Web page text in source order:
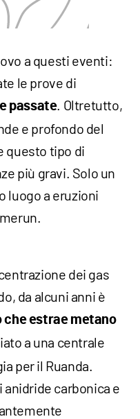
a questi eventi:
le prove di
passate. Oltretutto,
e profondo del
questo tipo di
più gravi. Solo un
luogo a eruzioni
dei gas
da alcuni anni è
che estrae metano
a una centrale
per il Ruanda.
carbonica e